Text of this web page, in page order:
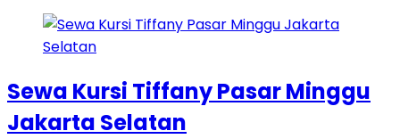
Sewa Kursi Tiffany Pasar Minggu
Jakarta Selatan